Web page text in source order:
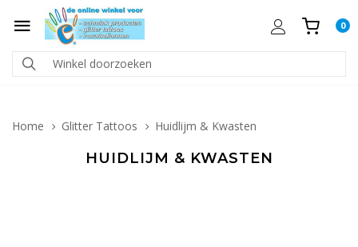
0
Home Glitter Tattoos Huidlijm & Kwasten
HUIDLIJM & KWASTEN